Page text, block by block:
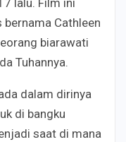
lalu. Film ini
Cathleen
biarawati
Tuhannya.
dalam dirinya
di bangku
saat di mana